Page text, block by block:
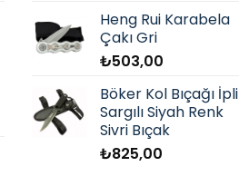
Heng Rui Karabela
Çakı Gri
₺503,00
Böker Kol Bıçağı İpli
Sargılı Siyah Renk
Sivri Bıçak
₺825,00